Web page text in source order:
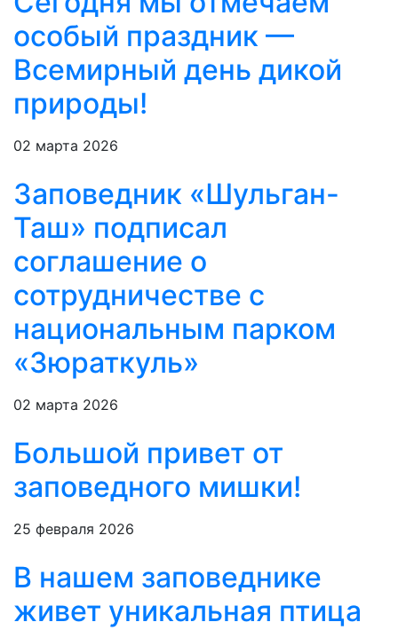
особый праздник —
Всемирный день дикой
природы!
02 марта 2026
Заповедник «Шульган-
Таш» подписал
соглашение о
сотрудничестве с
национальным парком
«Зюраткуль»
02 марта 2026
Большой привет от
заповедного мишки!
25 февраля 2026
В нашем заповеднике
живет уникальная птица